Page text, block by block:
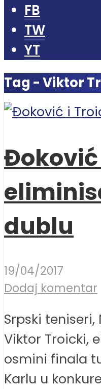
FB
TW
YT
Tag - Viktor
dublu
19/04/2017
Dodaj komentar
Srpski
Viktor Troicki,
osmini finala
Karlu u